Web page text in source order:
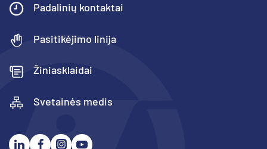
Padalinių kontaktai
Pasitikėjimo linija
Žiniasklaidai
Svetainės medis